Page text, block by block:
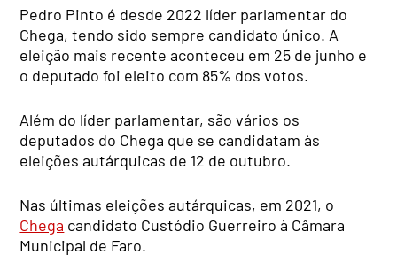
Pedro Pinto é desde 2022 líder parlamentar do
Chega, tendo sido sempre candidato único. A
eleição mais recente aconteceu em 25 de junho e
o deputado foi eleito com 85% dos votos.
Além do líder parlamentar, são vários os
deputados do Chega que se candidatam às
eleições autárquicas de 12 de outubro.
Nas últimas eleições autárquicas, em 2021, o
Chega candidato Custódio Guerreiro à Câmara
Municipal de Faro.